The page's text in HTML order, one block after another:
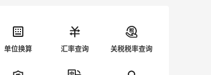
单位换算 汇率查询 关税税率查询